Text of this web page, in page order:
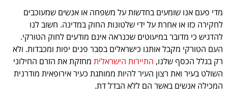
מדי פעם אנו שומעים בחדשות על משפחה או אנשים שמעוכבים
לחקירה כזו או אחרת על ידי שלטונות החוק במדינה. חשוב לנו
להדגיש כי מדובר במיעוטים שכנראה אינם מודעים לחוק הטורקי.
העם הטורקי מקבל אותנו כישראלים בסבר פנים יפות ומכבדות. ולא
רק בגלל הכסף שלנו, התיירות הישראלית מחזקת את הזרם החילוני
השולט בעיר ואת רצון העיר להיות ממותגת כעיר אירופאית מודרנית
המכילה אנשים באשר הם ללא הבדל דת.